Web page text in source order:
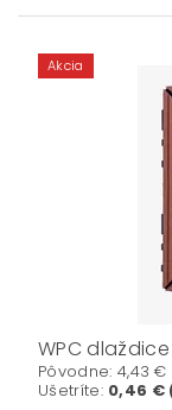
Akcia
WPC
Pôvodne: 4,43 €
Ušetríte: 0,46 €